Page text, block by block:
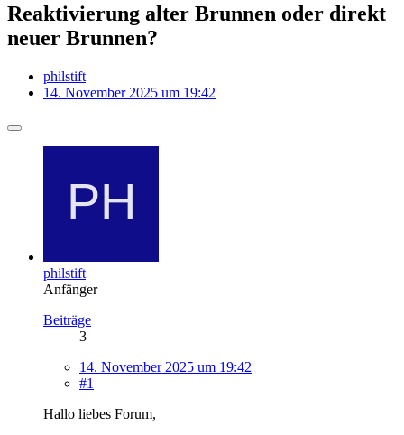
Reaktivierung alter Brunnen oder direkt
neuer Brunnen?
philstift
14. November 2025 um 19:42
philstift
Anfänger
Beiträge
3
14. November 2025 um 19:42
#1
Hallo liebes Forum,